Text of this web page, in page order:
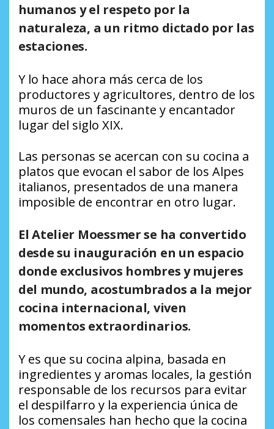
humanos y el respeto por la
naturaleza, a un ritmo dictado por las
estaciones.
Y lo hace ahora más cerca de los
productores y agricultores, dentro de los
muros de un fascinante y encantador
lugar del siglo XIX.
Las personas se acercan con su cocina a
platos que evocan el sabor de los Alpes
italianos, presentados de una manera
imposible de encontrar en otro lugar.
El Atelier Moessmer se ha convertido
desde su inauguración en un espacio
donde exclusivos hombres y mujeres
del mundo, acostumbrados a la mejor
cocina internacional, viven
momentos extraordinarios.
Y es que su cocina alpina, basada en
ingredientes y aromas locales, la gestión
responsable de los recursos para evitar
el despilfarro y la experiencia única de
los comensales han hecho que la cocina